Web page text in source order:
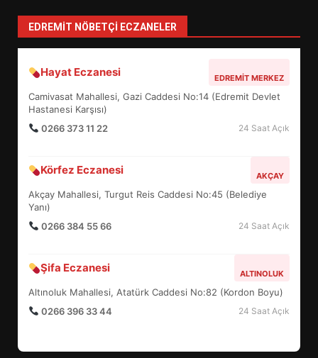
EDREMIT NÖBETÇI ECZANELER
Hayat Eczanesi EDREMIT MERKEZ
Camivasat Mahallesi, Gazi Caddesi No:14 (Edremit Devlet
Hastanesi Karşısı)
0266 373 11 22
24 Saat Açık
Körfez Eczanesi AKÇAY
Akçay Mahallesi, Turgut Reis Caddesi No:45 (Belediye
Yanı)
0266 384 55 66
24 Saat Açık
Şifa Eczanesi ALTINOLUK
Altınoluk Mahallesi, Atatürk Caddesi No:82 (Kordon Boyu)
0266 396 33 44
24 Saat Açık
4
5
BALIKESİR MÜZELERİNDE SÜRE
UZATILDI: NE DEĞİŞTİ?
6
TURNUVASI KAYITLARI NEYİ
7
YENİ YÖNETİM NASIL
ŞEKİLLENDİ?
HAREKETE GEÇİYOR: GÖZLER